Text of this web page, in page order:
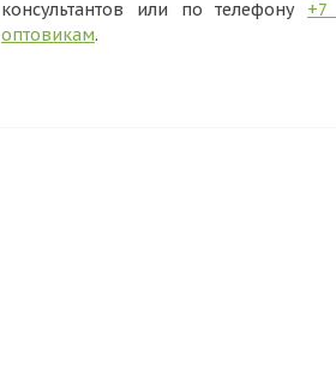
консультантов или по телефону +7
оптовикам.